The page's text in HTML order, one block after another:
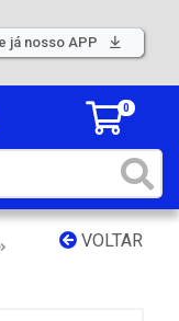
já nosso APP
0
VOLTAR